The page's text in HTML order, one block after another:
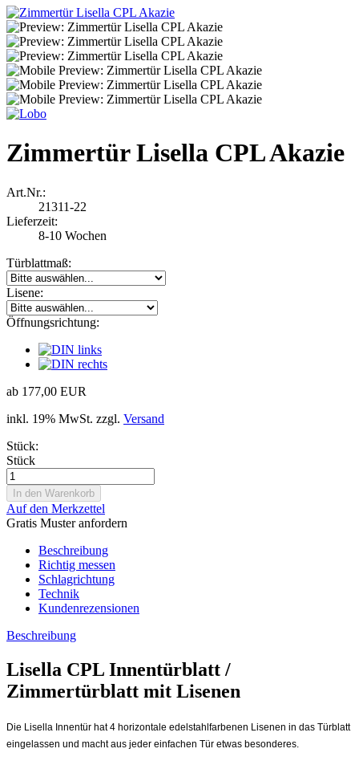
Zimmertür Lisella CPL Akazie
Art.Nr.:
21311-22
Lieferzeit:
8-10 Wochen
Türblattmaß:
Lisene:
Öffnungsrichtung:
ab 177,00 EUR
inkl. 19% MwSt. zzgl. Versand
Stück:
Stück
Auf den Merkzettel
Gratis Muster anfordern
Beschreibung
Richtig messen
Schlagrichtung
Technik
Kundenrezensionen
Beschreibung
Lisella CPL Innentürblatt /
Zimmertürblatt mit Lisenen
Die Lisella Innentür hat 4 horizontale edelstahlfarbenen Lisenen in das Türblatt
eingelassen und macht aus jeder einfachen Tür etwas besonderes.